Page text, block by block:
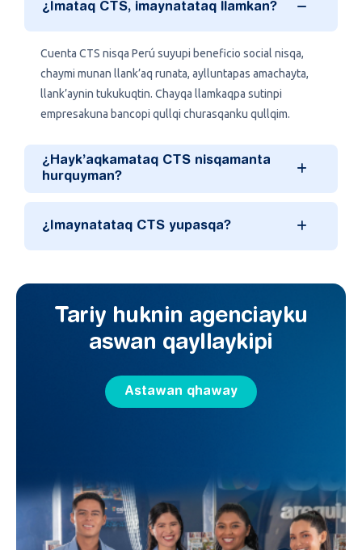
¿Imataq CTS, imaynatataq llamkan?
Cuenta CTS nisqa Perú suyupi beneficio social nisqa,
chaymi munan llank’aq runata, aylluntapas amachayta,
llank’aynin tukukuqtin. Chayqa llamkaqpa sutinpi
empresakuna bancopi qullqi churasqanku qullqim.
¿Hayk’aqkamataq CTS nisqamanta
hurquyman?
¿Imaynatataq CTS yupasqa?
Tariy huknin agenciayku
aswan qayllaykipi
Astawan qhaway